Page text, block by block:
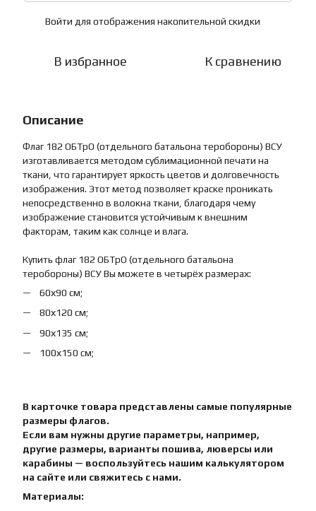
Войти для отображения накопительной скидки
В избранное К сравнению
Описание
Флаг 182 ОБТрО (отдельного батальона теробороны) ВСУ
изготавливается методом сублимационной печати на
ткани, что гарантирует яркость цветов и долговечность
изображения. Этот метод позволяет краске проникать
непосредственно в волокна ткани, благодаря чему
изображение становится устойчивым к внешним
факторам, таким как солнце и влага.
Купить флаг 182 ОБТрО (отдельного батальона
теробороны) ВСУ Вы можете в четырёх размерах:
60х90 см;
80х120 см;
90х135 см;
100х150 см;
В карточке товара представлены самые популярные
размеры флагов.
Если вам нужны другие параметры, например,
другие размеры, варианты пошива, люверсы или
карабины — воспользуйтесь нашим калькулятором
на сайте или свяжитесь с нами.
Материалы: